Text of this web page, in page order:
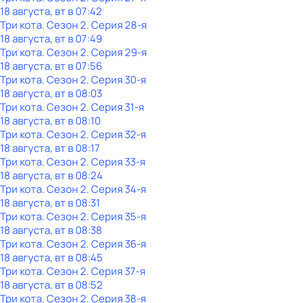
18 августа, вт в 07:42
Три кота. Сезон 2. Серия 28-я
18 августа, вт в 07:49
Три кота. Сезон 2. Серия 29-я
18 августа, вт в 07:56
Три кота. Сезон 2. Серия 30-я
18 августа, вт в 08:03
Три кота. Сезон 2. Серия 31-я
18 августа, вт в 08:10
Три кота. Сезон 2. Серия 32-я
18 августа, вт в 08:17
Три кота. Сезон 2. Серия 33-я
18 августа, вт в 08:24
Три кота. Сезон 2. Серия 34-я
18 августа, вт в 08:31
Три кота. Сезон 2. Серия 35-я
18 августа, вт в 08:38
Три кота. Сезон 2. Серия 36-я
18 августа, вт в 08:45
Три кота. Сезон 2. Серия 37-я
18 августа, вт в 08:52
Три кота. Сезон 2. Серия 38-я